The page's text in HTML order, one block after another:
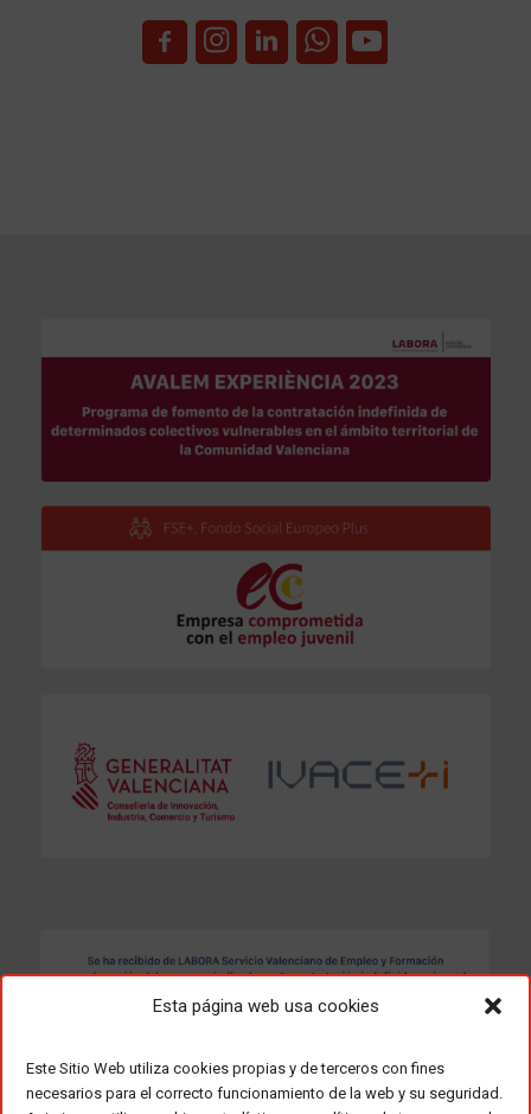
Esta página web usa cookies
Este Sitio Web utiliza cookies propias y de terceros con fines
necesarios para el correcto funcionamiento de la web y su seguridad.